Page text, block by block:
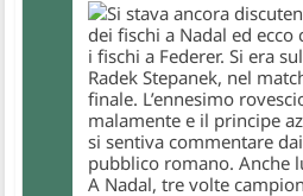
Si stava ancora
dei fischi a Nadal ed ecco
i fischi a Federer. Si era
Radek Stepanek, nel
finale. L’ennesimo
malamente e il principe
si sentiva commentare
pubblico romano. Anche
A Nadal, tre volte